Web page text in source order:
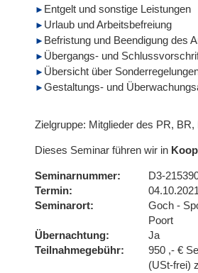
Entgelt und sonstige Leistungen
Urlaub und Arbeitsbefreiung
Befristung und Beendigung des
Übergangs- und
Übersicht über
Gestaltungs- und
Zielgruppe: Mitglieder des PR,
Dieses Seminar führen wir in
Seminarnummer
D3-
Termin
Seminarort
Goch -
Poort
Übernachtung
Ja
Teilnahmegebühr
950 ,- €
(USt-frei)